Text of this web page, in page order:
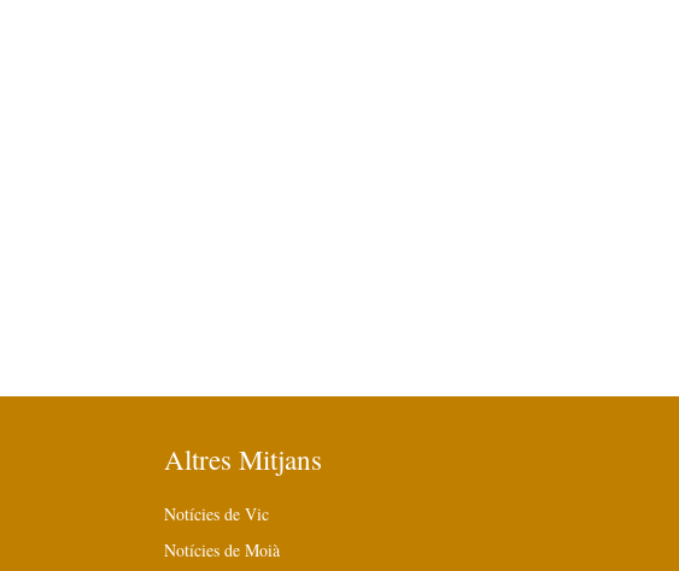
Altres Mitjans
Notícies de Vic
Notícies de Moià